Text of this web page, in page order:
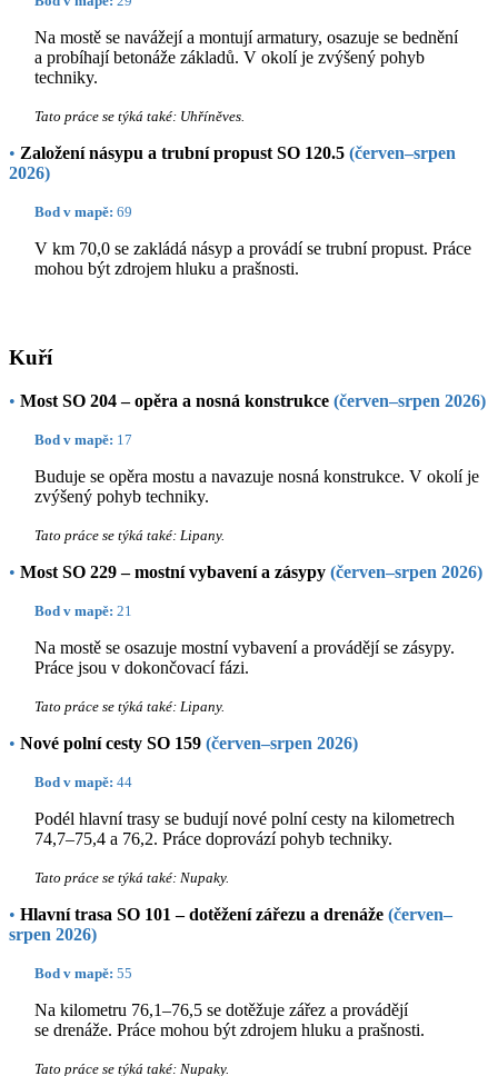
Na mostě se navážejí a montují armatury, osazuje se bednění
a probíhají betonáže základů. V okolí je zvýšený pohyb
techniky.
Tato práce se týká také: Uhříněves.
• Založení násypu a trubní propust SO 120.5 (červen–srpen
2026)
Bod v mapě: 69
V km 70,0 se zakládá násyp a provádí se trubní propust. Práce
mohou být zdrojem hluku a prašnosti.
Kuří
• Most SO 204 – opěra a nosná konstrukce (červen–srpen 2026)
Bod v mapě: 17
Buduje se opěra mostu a navazuje nosná konstrukce. V okolí je
zvýšený pohyb techniky.
Tato práce se týká také: Lipany.
• Most SO 229 – mostní vybavení a zásypy (červen–srpen 2026)
Bod v mapě: 21
Na mostě se osazuje mostní vybavení a provádějí se zásypy.
Práce jsou v dokončovací fázi.
Tato práce se týká také: Lipany.
• Nové polní cesty SO 159 (červen–srpen 2026)
Bod v mapě: 44
Podél hlavní trasy se budují nové polní cesty na kilometrech
74,7–75,4 a 76,2. Práce doprovází pohyb techniky.
Tato práce se týká také: Nupaky.
• Hlavní trasa SO 101 – dotěžení zářezu a drenáže (červen–
srpen 2026)
Bod v mapě: 55
Na kilometru 76,1–76,5 se dotěžuje zářez a provádějí
se drenáže. Práce mohou být zdrojem hluku a prašnosti.
Tato práce se týká také: Nupaky.